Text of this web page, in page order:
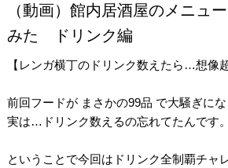
（動画）館内居酒屋のメニュ
みた ドリンク編
【レンガ横丁のドリンク数えたら…想像
前回フードが まさかの99品 で大騒ぎにな
実は…ドリンク数えるの忘れてたんです
ということで今回はドリンク全制覇チャ